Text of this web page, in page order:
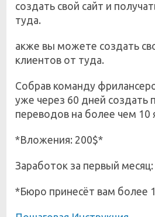
создать свой сайт и
туда.
акже вы можете создать
клиентов от туда.
Собрав команду
уже через 60 дней создать
переводов на более чем 10
*Вложения: 200$*
Заработок за первый
*Бюро принесёт вам более